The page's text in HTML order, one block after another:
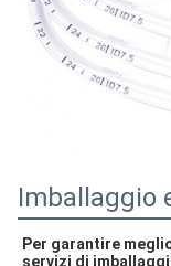
Imballaggio
Per garantire
servizi di